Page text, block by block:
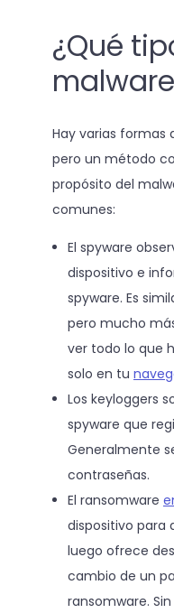
¿Qué
Hay varias formas
pero un método
propósito del
comunes:
El spyware
dispositivo e
spyware. Es
pero mucho
ver todo lo que
solo en tu
Los keyloggers
spyware que
Generalmente
contraseñas.
El ransomware
dispositivo para
luego ofrece
cambio de un
ransomware.